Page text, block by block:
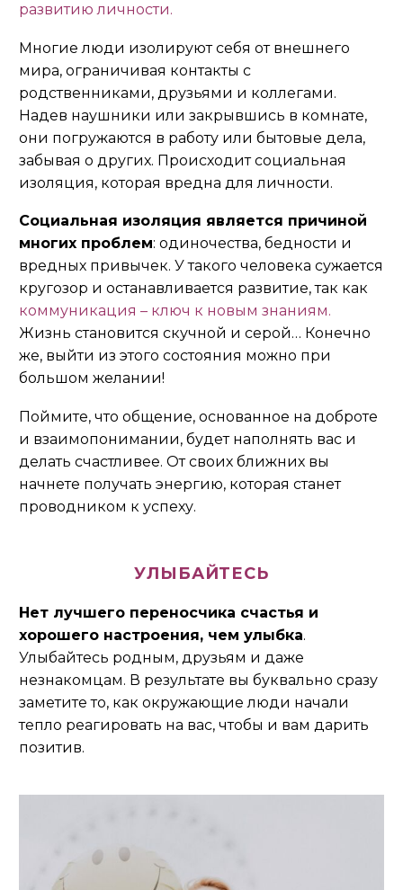
развитию личности.
Многие люди изолируют себя от внешнего
мира, ограничивая контакты с
родственниками, друзьями и коллегами.
Надев наушники или закрывшись в комнате,
они погружаются в работу или бытовые дела,
забывая о других. Происходит социальная
изоляция, которая вредна для личности.
Социальная изоляция является причиной
многих проблем: одиночества, бедности и
вредных привычек. У такого человека сужается
кругозор и останавливается развитие, так как
коммуникация – ключ к новым знаниям.
Жизнь становится скучной и серой… Конечно
же, выйти из этого состояния можно при
большом желании!
Поймите, что общение, основанное на доброте
и взаимопонимании, будет наполнять вас и
делать счастливее. От своих ближних вы
начнете получать энергию, которая станет
проводником к успеху.
УЛЫБАЙТЕСЬ
Нет лучшего переносчика счастья и
хорошего настроения, чем улыбка.
Улыбайтесь родным, друзьям и даже
незнакомцам. В результате вы буквально сразу
заметите то, как окружающие люди начали
тепло реагировать на вас, чтобы и вам дарить
позитив.